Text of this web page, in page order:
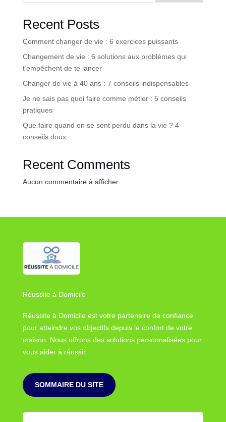
Recent Posts
Comment changer de vie : 6 exercices puissants
Changement de vie : 6 solutions aux problèmes qui
t’empêchent de te lancer
Changer de vie à 40 ans : 7 conseils indispensables
Je ne sais pas quoi faire comme métier : 5 conseils
pratiques
Que faire quand on se sent perdu dans la vie ? 4
conseils doux
Recent Comments
Aucun commentaire à afficher.
Réussite à Domicile
Réussite à Domicile est votre partenaire de confiance
pour atteindre vos objectifs depuis le confort de votre
maison. Nous offrons des solutions personnalisées pour
vous aider à réussir.
SOMMAIRE DU SITE